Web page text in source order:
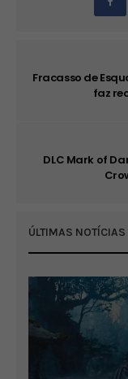
Fracasso de
faz
DLC Mark of
ÚLTIMAS NOTÍCIAS